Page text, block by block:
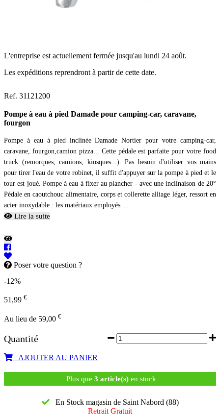
L'entreprise est actuellement fermée jusqu'au lundi 24 août.
Les expéditions reprendront à partir de cette date.
Ref. 31121200
Pompe à eau à pied Damade pour camping-car, caravane,
fourgon
Pompe à eau à pied inclinée Damade Nortier pour votre camping-car,
caravane, fourgon,camion pizza... Cette pédale est parfaite pour votre food
truck (remorques, camions, kiosques...). Pas besoin d'utiliser vos mains
pour tirer l'eau de votre robinet, il suffit d'appuyer sur la pompe à pied et le
tour est joué. Pompe à eau à fixer au plancher - avec une inclinaison de 20°
Pédale en caoutchouc alimentaire, corps et collerette alliage léger, ressort en
acier inoxydable : les matériaux employés ...
Lire la suite
Poser votre question ?
-12%
51,99 €
Au lieu de 59,00 €
Quantité
AJOUTER AU PANIER
Plus que 3 article(s)en stock
En Stock magasin de Saint Nabord (88)
Retrait Gratuit